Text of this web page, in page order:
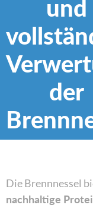
und
der
Die Brennnessel
nachhaltige